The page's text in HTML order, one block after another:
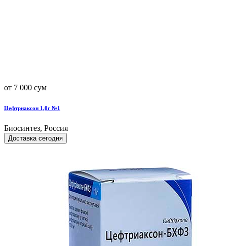
от 7 000 сум
Цефтриаксон 1,0г №1
Биосинтез, Россия
Доставка сегодня